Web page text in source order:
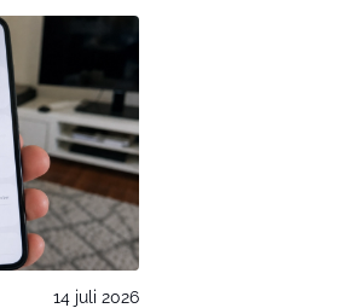
14 juli 2026